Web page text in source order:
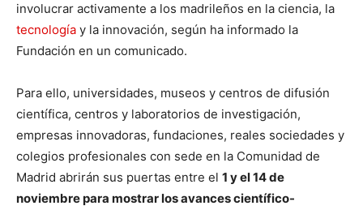
involucrar activamente a los madrileños en la ciencia, la
tecnología y la innovación, según ha informado la
Fundación en un comunicado.
Para ello, universidades, museos y centros de difusión
científica, centros y laboratorios de investigación,
empresas innovadoras, fundaciones, reales sociedades y
colegios profesionales con sede en la Comunidad de
Madrid abrirán sus puertas entre el 1 y el 14 de
noviembre para mostrar los avances científico-